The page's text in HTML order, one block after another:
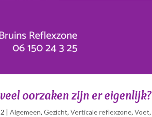
oorzaken zijn er eigenlijk?
|Algemeen,Gezicht,Verticale reflexzone,Voet,